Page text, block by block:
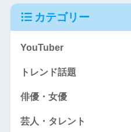
カテゴリー
YouTuber
トレンド話題
俳優・女優
芸人・タレント